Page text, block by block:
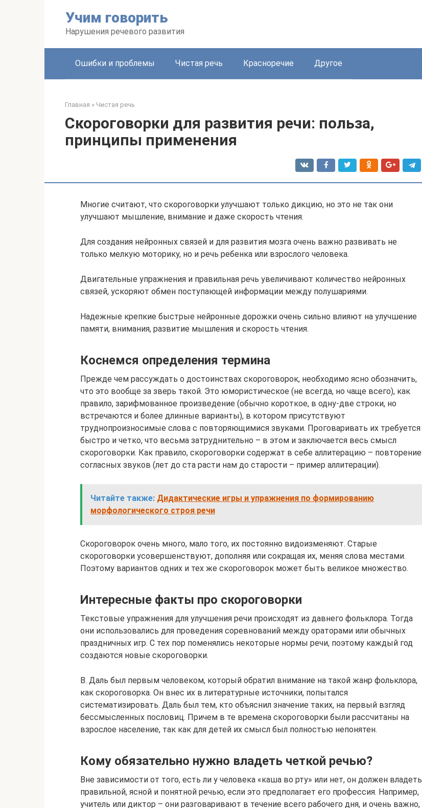
Учим говорить
Нарушения речевого развития
Ошибки и проблемы Чистая речь Красноречие Другое
Главная » Чистая речь
Скороговорки для развития речи: польза,
принципы применения
Многие считают, что скороговорки улучшают только дикцию, но это не так они
улучшают мышление, внимание и даже скорость чтения.
Для создания нейронных связей и для развития мозга очень важно развивать не
только мелкую моторику, но и речь ребенка или взрослого человека.
Двигательные упражнения и правильная речь увеличивают количество нейронных
связей, ускоряют обмен поступающей информации между полушариями.
Надежные крепкие быстрые нейронные дорожки очень сильно влияют на улучшение
памяти, внимания, развитие мышления и скорость чтения.
Коснемся определения термина
Прежде чем рассуждать о достоинствах скороговорок, необходимо ясно обозначить,
что это вообще за зверь такой. Это юмористическое (не всегда, но чаще всего), как
правило, зарифмованное произведение (обычно короткое, в одну-две строки, но
встречаются и более длинные варианты), в котором присутствуют
труднопроизносимые слова с повторяющимися звуками. Проговаривать их требуется
быстро и четко, что весьма затруднительно – в этом и заключается весь смысл
скороговорки. Как правило, скороговорки содержат в себе аллитерацию – повторение
согласных звуков (лет до ста расти нам до старости – пример аллитерации).
Читайте также: Дидактические игры и упражнения по формированию
морфологического строя речи
Скороговорок очень много, мало того, их постоянно видоизменяют. Старые
скороговорки усовершенствуют, дополняя или сокращая их, меняя слова местами.
Поэтому вариантов одних и тех же скороговорок может быть великое множество.
Интересные факты про скороговорки
Текстовые упражнения для улучшения речи происходят из давнего фольклора. Тогда
они использовались для проведения соревнований между ораторами или обычных
праздничных игр. С тех пор поменялись некоторые нормы речи, поэтому каждый год
создаются новые скороговорки.
В. Даль был первым человеком, который обратил внимание на такой жанр фольклора,
как скороговорка. Он внес их в литературные источники, попытался
систематизировать. Даль был тем, кто объяснил значение таких, на первый взгляд
бессмысленных пословиц. Причем в те времена скороговорки были рассчитаны на
взрослое население, так как для детей их смысл был полностью непонятен.
Кому обязательно нужно владеть четкой речью?
Вне зависимости от того, есть ли у человека «каша во рту» или нет, он должен владеть
правильной, ясной и понятной речью, если это предполагает его профессия. Например,
учитель или диктор – они разговаривают в течение всего рабочего дня, и очень важно,